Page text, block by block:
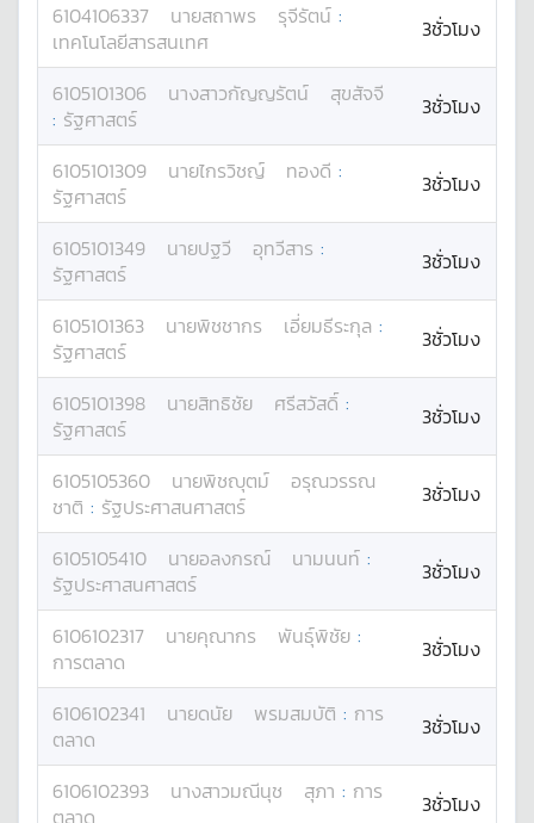
6104106337 นายสถาพร รุจีรัตน์ :
เทคโนโลยีสารสนเทศ
3ชั่วโมง
6105101306 นางสาวกัญญรัตน์
สุขสัจจี
: รัฐศาสตร์ 3ชั่วโมง
6105101309 นายไกรวิชญ์ ทองดี :
รัฐศาสตร์
3ชั่วโมง
6105101349 นายปฐวี อุทวีสาร :
รัฐศาสตร์
3ชั่วโมง
6105101363 นายพิชชากร เอี่ยมธีระกุล :
รัฐศาสตร์
3ชั่วโมง
6105101398 นายสิทธิชัย ศรีสวัสดิ์ :
รัฐศาสตร์
3ชั่วโมง
6105105360 นายพิชญุตม์
อรุณวรรณ
ชาติ : รัฐประศาสนศาสตร์ 3ชั่วโมง
6105105410 นายอลงกรณ์ นามนนท์ :
รัฐประศาสนศาสตร์
3ชั่วโมง
6106102317 นายคุณากร พันธุ์พิชัย :
การตลาด
3ชั่วโมง
6106102341 นายดนัย พรมสมบัติ : การ
ตลาด
3ชั่วโมง
6106102393 นางสาวมณีนุช สุภา : การ
ตลาด
3ชั่วโมง